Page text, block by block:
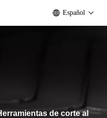
Español
de corte al